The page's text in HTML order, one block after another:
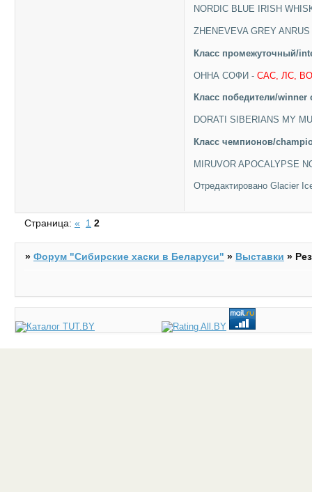
NORDIC BLUE IRISH
ZHENEVEVA GREY
Класc промежуточный/
ОННА СОФИ -CAC, ЛС,
Класc победители/winner
DORATI SIBERIANS MY
Класc чемпионов/
MIRUVOR APOCALYPSE
Отредактировано Glacier
Страница:« 1 2
»Форум "Cибирские хаски в Беларуси" » Выставки »